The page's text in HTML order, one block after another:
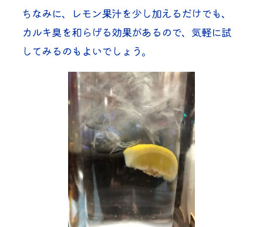
ちなみに、レモン果汁を少し加えるだけでも、
カルキ臭を和らげる効果があるので、気軽に試
してみるのもよいでしょう。